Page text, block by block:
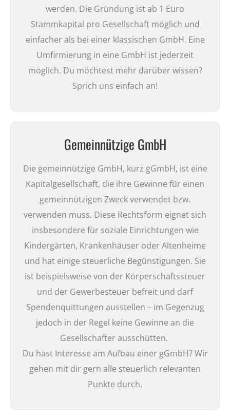
werden. Die Gründung ist ab 1 Euro
Stammkapital pro Gesellschaft möglich und
einfacher als bei einer klassischen GmbH. Eine
Umfirmierung in eine GmbH ist jederzeit
möglich. Du möchtest mehr darüber wissen?
Sprich uns einfach an!
Gemeinnützige GmbH
Die gemeinnützige GmbH, kurz gGmbH, ist eine
Kapitalgesellschaft, die ihre Gewinne für einen
gemeinnützigen Zweck verwendet bzw.
verwenden muss. Diese Rechtsform eignet sich
insbesondere für soziale Einrichtungen wie
Kindergärten, Krankenhäuser oder Altenheime
und hat einige steuerliche Begünstigungen. Sie
ist beispielsweise von der Körperschaftssteuer
und der Gewerbesteuer befreit und darf
Spendenquittungen ausstellen – im Gegenzug
jedoch in der Regel keine Gewinne an die
Gesellschafter ausschütten.
Du hast Interesse am Aufbau einer gGmbH? Wir
gehen mit dir gern alle steuerlich relevanten
Punkte durch.